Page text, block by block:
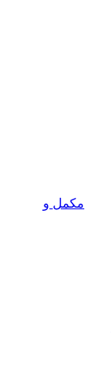
مکمل و